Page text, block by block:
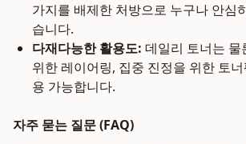
가지를 배제한 처방으로 누구나 안심
습니다.
다재다능한 활용도: 데일리 토너는 물
위한 레이어링, 집중 진정을 위한 토
용 가능합니다.
자주 묻는 질문 (FAQ)